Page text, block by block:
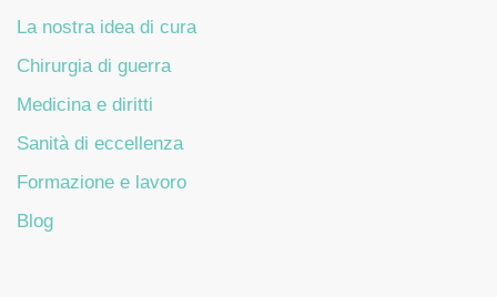
La nostra idea di cura
Chirurgia di guerra
Medicina e diritti
Sanità di eccellenza
Formazione e lavoro
Blog